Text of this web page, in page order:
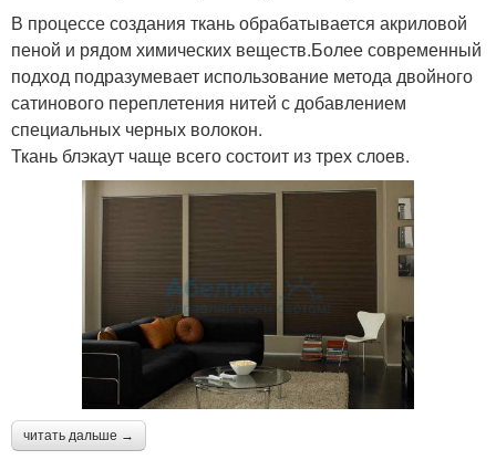
В процессе создания ткань обрабатывается акриловой
пеной и рядом химических веществ.Более современный
подход подразумевает использование метода двойного
сатинового переплетения нитей с добавлением
специальных черных волокон.
Ткань блэкаут чаще всего состоит из трех слоев.
читать дальше →